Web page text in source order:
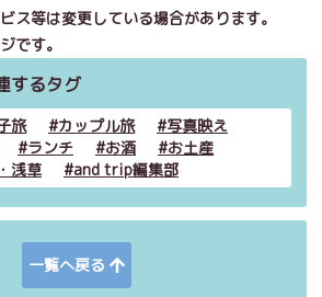
ス等は変更している場合があります。
です。
するタグ
旅 カップル旅
写真映え
ランチ お酒
お土産
浅草 and trip編集部
一覧へ戻る